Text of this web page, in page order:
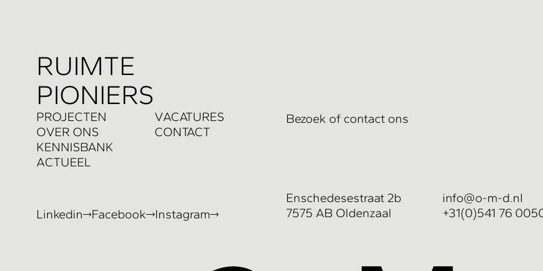
RUIMTE
PIONIERS
PROJECTEN
OVER ONS
KENNISBANK
ACTUEEL
VACATURES
CONTACT
Bezoek of contact ons
Linkedin Facebook Instagram
Enschedesestraat 2b
7575 AB Oldenzaal
info@o-m-d.nl
+31(0)541 76